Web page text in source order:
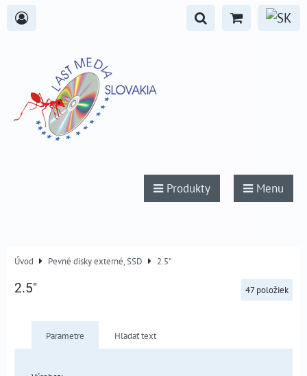
Produkty Menu
Úvod Pevné disky externé, SSD 2.5"
2.5" 47 položiek
Parametre Hľadať text